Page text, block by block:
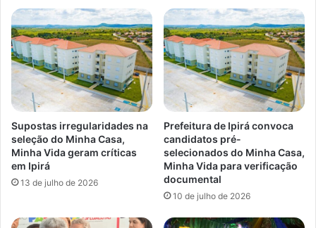
Supostas irregularidades na
seleção do Minha Casa,
Minha Vida geram críticas
em Ipirá
13 de julho de 2026
Prefeitura de Ipirá convoca
candidatos pré-
selecionados do Minha Casa,
Minha Vida para verificação
documental
10 de julho de 2026